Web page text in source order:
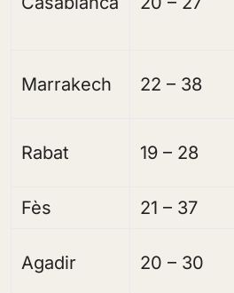
Marrakech 22 – 38
Rabat 19 – 28
Fès
21 – 37
Agadir 20 – 30